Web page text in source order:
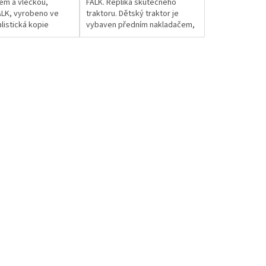
vyrobeno ve
kopie
traktoru z
plastu s
traktoru. Dětský traktor je
vybaven předním nakladačem,
rypadlem, vlečkou, otočným